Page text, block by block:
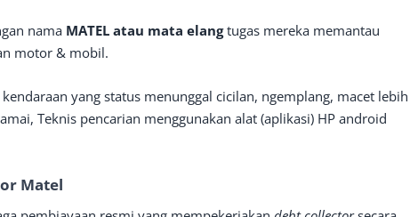
nama MATEL atau mata elangtugas mereka memantau
motor & mobil.
yang status menunggal cicilan, ngemplang, macet lebih
Teknis pencarian menggunakan alat (aplikasi) HP android
Matel